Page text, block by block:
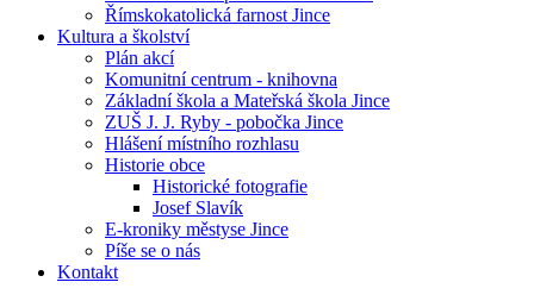
Římskokatolická farnost Jince
Kultura a školství
Plán akcí
Komunitní centrum - knihovna
Základní škola a Mateřská škola Jince
ZUŠ J. J. Ryby - pobočka Jince
Hlášení místního rozhlasu
Historie obce
Historické fotografie
Josef Slavík
E-kroniky městyse Jince
Píše se o nás
Kontakt